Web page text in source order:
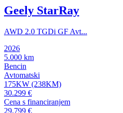
Geely StarRay
AWD 2.0 TGDi GF Avt...
2026
5.000 km
Bencin
Avtomatski
175KW (238KM)
30.299 €
Cena s financiranjem
29.799 €